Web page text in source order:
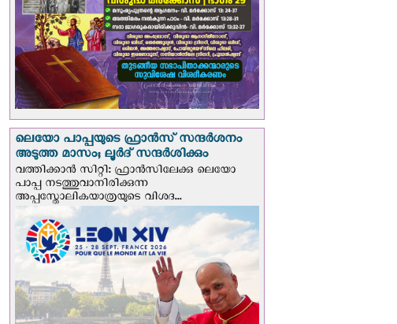
ലെയോ പാപ്പയുടെ ഫ്രാന്‍സ് സന്ദര്‍ശനം
അടുത്ത മാസം; ലൂര്‍ദ് സന്ദര്‍ശിക്കും
വത്തിക്കാന്‍ സിറ്റി: ഫ്രാൻസിലേക്കു ലെയോ
പാപ്പ നടത്തുവാനിരിക്കുന്ന
അപ്പസ്തോലികയാത്രയുടെ വിശദ...